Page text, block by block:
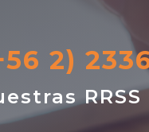
2)
RRSS